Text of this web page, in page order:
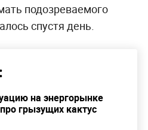
подозреваемого
спустя день.
на энергорынке
грызущих кактус